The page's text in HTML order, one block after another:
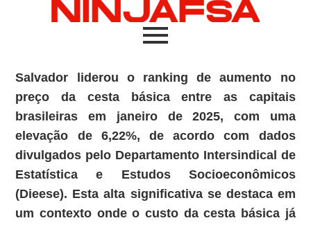
Salvador liderou o ranking de aumento no
preço da cesta básica entre as capitais
brasileiras em janeiro de 2025, com uma
elevação de 6,22%, de acordo com dados
divulgados pelo Departamento Intersindical de
Estatística e Estudos Socioeconômicos
(Dieese). Esta alta significativa se destaca em
um contexto onde o custo da cesta básica já